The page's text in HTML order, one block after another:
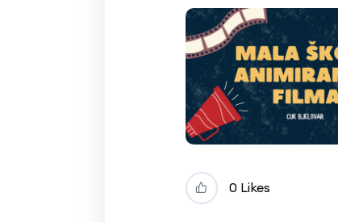
0 Likes